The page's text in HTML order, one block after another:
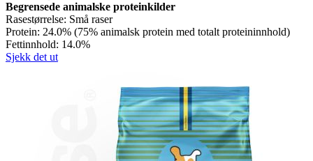
Begrensede animalske proteinkilder
Rasestørrelse: Små raser
Protein: 24.0% (75% animalsk protein med totalt proteininnhold)
Fettinnhold: 14.0%
Sjekk det ut